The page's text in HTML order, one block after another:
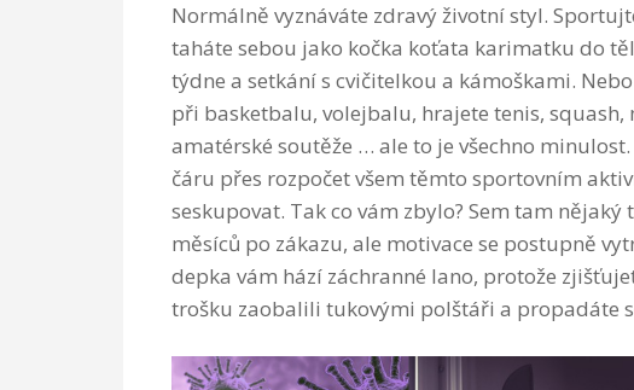
Normálně vyznáváte zdravý životní styl.
taháte sebou jako kočka koťata karimatku do
týdne a setkání s cvičitelkou a kámoškami.
při basketbalu, volejbalu, hrajete tenis,
amatérské soutěže … ale to je všechno
čáru přes rozpočet všem těmto sportovním
seskupovat. Tak co vám zbylo? Sem tam
měsíců po zákazu, ale motivace se postupně
depka vám hází záchranné lano, protože
trošku zaobalili tukovými polštáři a propadáte